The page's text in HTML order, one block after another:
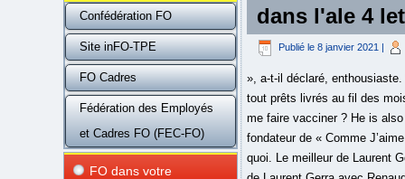
Confédération FO
Site inFO-TPE
FO Cadres
Fédération des Employés
et Cadres FO (FEC-FO)
FO dans votre
dans l'ale 4
Publié le 8 janvier 2021 |
», a-t-il déclaré, enthousiaste. Sur le principe, Régime Box ou Comme J’aime fonctionne de la même façon, c’est-à-dire avec des plats tout prêts livrés au fil des mois. Et quand Mademoiselle Jade lui demande s'il compte se faire vacciner, la réponse est sans appel : "Moi, me faire vacciner ? He is also the great-great … Quel est votre avis sur nos sujets du moment ? Bernard Canetti, le président et fondateur de « Comme J’aime » compte maintenant s’attaquer au surpoids des automobiles. Et je suis d'accord que c'est du n'importe quoi. Le meilleur de Laurent Gerra avec Benjamin Castaldi et Didier Raoult, Signaler le commentaire suivant comme abusif, Le meilleur de Laurent Gerra avec Renaud et Roselyne Bachelot, La chronique de Laurent Gerra du 8 janvier, La chronique de Laurent Gerra du 7 janvier, La chronique de Laurent Gerra du 6 janvier 2021, Coronavirus : non, la France n'a pas gardé le contrôle de l'épidémie, Les poissons d'avril sont bons pour la santé, Plainte contre Blanquer : "lamentable", selon lui. Afin d'assurer la sécurité et la qualité de ce site, nous vous demandons de vous identifier pour laisser vos commentaires. 03 mars 2020 à 10h49 » Et le chroniqueur de réagir : « Je crois que dans les retours, c’était plutôt porteur, c’est vrai ! Il est devenu l'une des stars de la télé en incarnant certaines publicités de sa marque Comme j'aime. He is the winner of the fifth season of the television show Nouvelle Star, aired on the French Television M6 channel. La campagne de vaccination contre la Covid-19 suit son cours. VIDÉO – Benjamin Castaldi révèle le salaire indécent de Nabilla sur Amazon, VIDÉO – Stars à Nu : Benjamin Castaldi et Gilles Verdez jouent le jeu jusqu'au bout sur le plateau de TPMP, VIDÉO – Benjamin Castaldi en larmes après la déclaration de sa femme Aurore pour la Saint-Valentin, VIDÉO – Benjamin Castaldi moins bankable : ces amis qui lui ont tourné le dos, Un site du groupe Prisma Média (G+J Network), mar. Il imagine avec tendresse leur rencontre, et fait le récit de cet amour extraordinaire. Campant sur ses positions, le Professeur réitère : "Ça guérit tout